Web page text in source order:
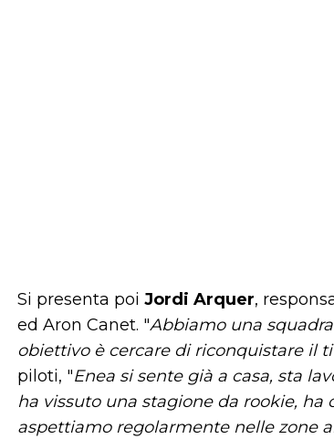
Si presenta poi Jordi Arquer,
ed Aron Canet. "Abbiamo una
obiettivo è cercare di riconquistare il
piloti, "Enea si sente già a casa, sta
ha vissuto una stagione da rookie,
aspettiamo regolarmente nelle zone